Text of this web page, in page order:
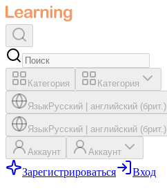
Категория Категория
ЯзыкРусский английский (брит.)
ЯзыкРусский английский (брит.)
Аккаунт Аккаунт
Зарегистрироваться Вход